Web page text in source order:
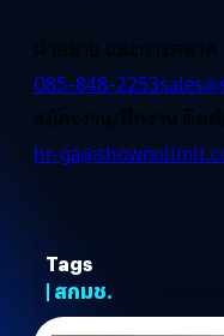
ฝ่ายขาย และการตลาด
085-848-2253
สมัครงาน/ฝึกงาน ติด
hr-
Tags
| สกมช.